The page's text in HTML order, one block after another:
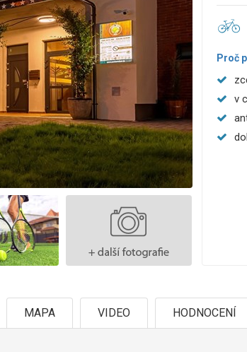
Proč
v
MAPA VIDEO HODNOCENÍ